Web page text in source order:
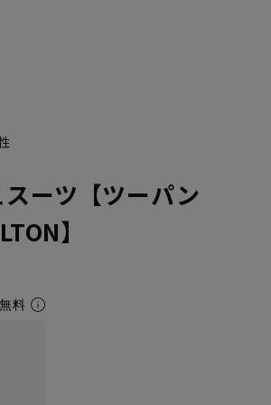
ーツ【ツーパン
】
料